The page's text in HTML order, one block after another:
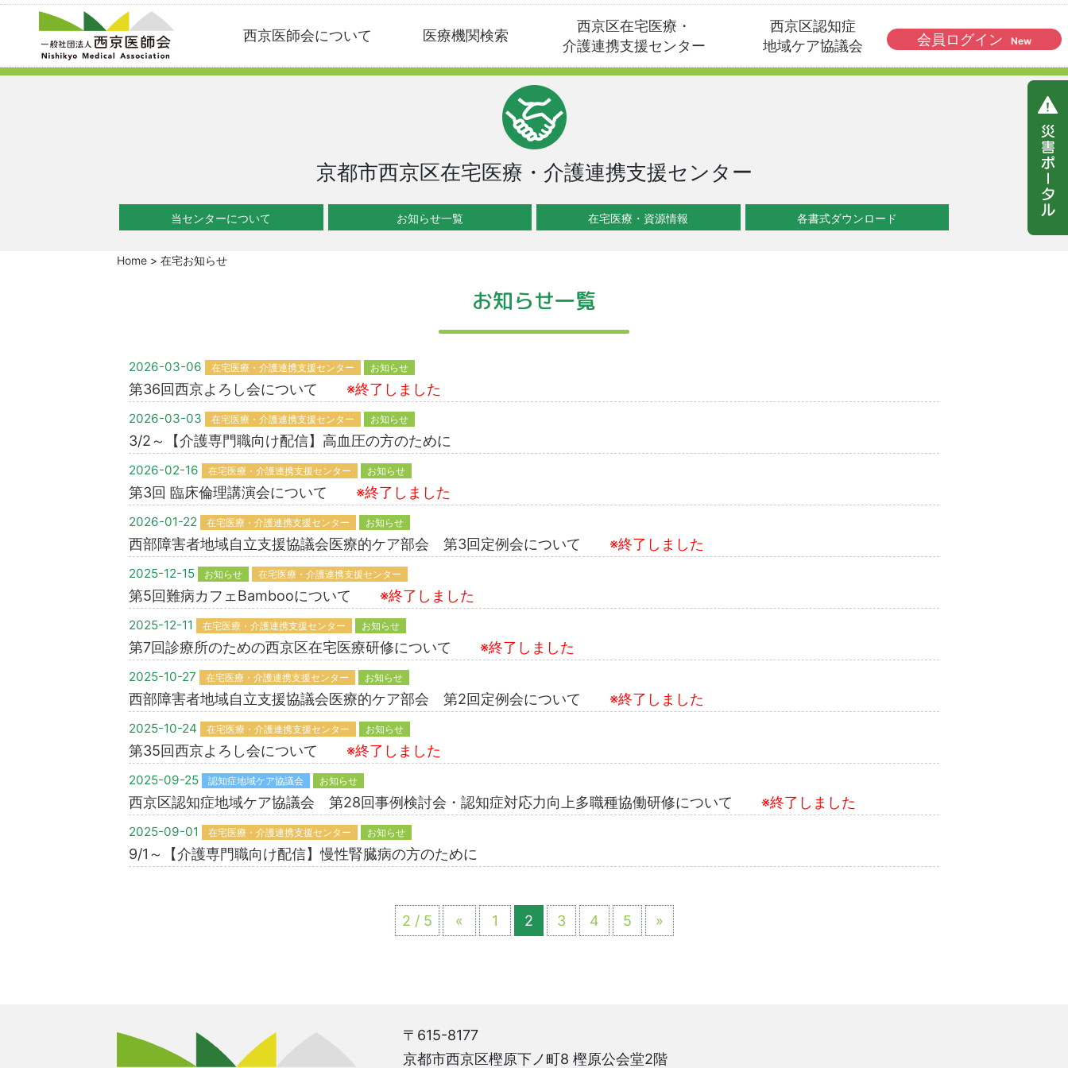
content
西京医師会について 医療機関検索
西京区在宅医療・
介護連携支援センター
西京区認知症
地域ケア協議会
会員ログイン New
京都市西京区在宅医療・介護連携支援センター
当センターについて お知らせ一覧 在宅医療・資源情報 各書式ダウンロード
Home > 在宅お知らせ
お知らせ一覧
2026-03-06 在宅医療・介護連携支援センター お知らせ
第36回西京よろし会について ※終了しました
2026-03-03 在宅医療・介護連携支援センター お知らせ
3/2～【介護専門職向け配信】高血圧の方のために
2026-02-16 在宅医療・介護連携支援センター お知らせ
第3回 臨床倫理講演会について ※終了しました
2026-01-22 在宅医療・介護連携支援センター お知らせ
西部障害者地域自立支援協議会医療的ケア部会 第3回定例会について ※終了しました
2025-12-15 お知らせ 在宅医療・介護連携支援センター
第5回難病カフェBambooについて ※終了しました
2025-12-11 在宅医療・介護連携支援センター お知らせ
第7回診療所のための西京区在宅医療研修について ※終了しました
2025-10-27 在宅医療・介護連携支援センター お知らせ
西部障害者地域自立支援協議会医療的ケア部会 第2回定例会について ※終了しました
2025-10-24 在宅医療・介護連携支援センター お知らせ
第35回西京よろし会について ※終了しました
2025-09-25 認知症地域ケア協議会 お知らせ
西京区認知症地域ケア協議会 第28回事例検討会・認知症対応力向上多職種協働研修について ※終了しました
2025-09-01 在宅医療・介護連携支援センター お知らせ
9/1～【介護専門職向け配信】慢性腎臓病の方のために
2 / 5 « 1 2 3 4 5 »
〒615-8177
京都市西京区樫原下ノ町8 樫原公会堂2階